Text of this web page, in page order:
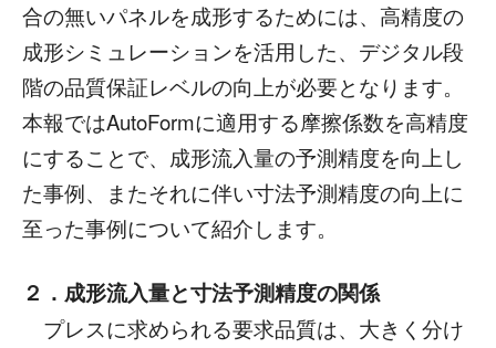
合の無いパネルを成形するためには、高精度の
成形シミュレーションを活用した、デジタル段
階の品質保証レベルの向上が必要となります。
本報ではAutoFormに適用する摩擦係数を高精度
にすることで、成形流入量の予測精度を向上し
た事例、またそれに伴い寸法予測精度の向上に
至った事例について紹介します。
２．成形流入量と寸法予測精度の関係
プレスに求められる要求品質は、大きく分け